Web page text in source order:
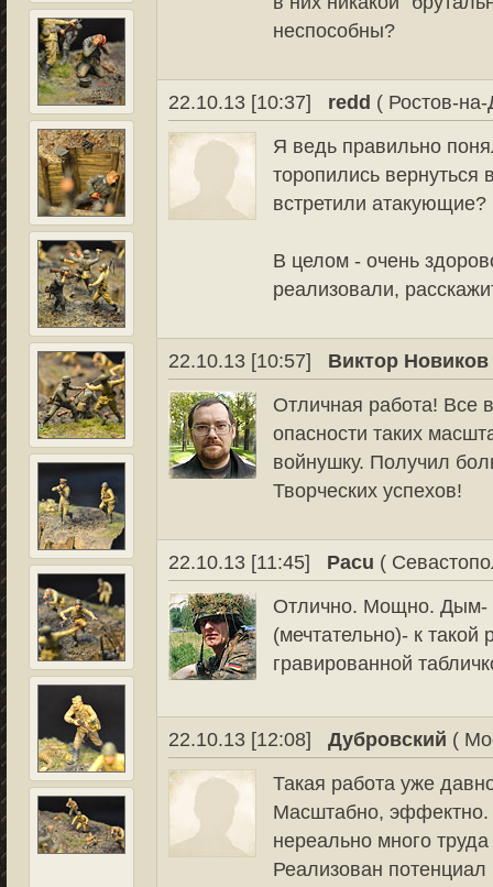
неспособны?
22.10.13 [10:37] redd ( Ростов-
Я ведь правильно
торопились вернуться
встретили атакующие?
В целом - очень
реализовали,
22.10.13 [10:57] Виктор Новиков
Отличная работа! Все
опасности таких
войнушку. Получил
Творческих успехов!
22.10.13 [11:45] Pacu (
Отлично. Мощно. Дым-
(мечтательно)- к такой
гравированной
22.10.13 [12:08] Дубровский (
Такая работа уже
Масштабно, эффектно.
нереально много
Реализован потенциал